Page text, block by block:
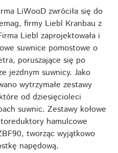
LiWooD zwróciła się do
firmy Liebl Kranbau z
Liebl zaprojektowała i
suwnice pomostowe o
poruszające się po
jezdnym suwnicy. Jako
wytrzymałe zestawy
od dziesięcioleci
suwnic. Zestawy kołowe
hamulcowe
tworząc wyjątkowo
napędową.